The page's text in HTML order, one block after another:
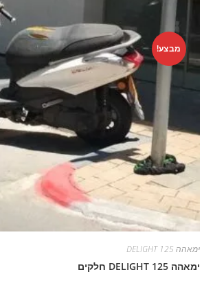
מבצע!
ימאהה DELIGHT 125
ימאהה DELIGHT 125 חלקים